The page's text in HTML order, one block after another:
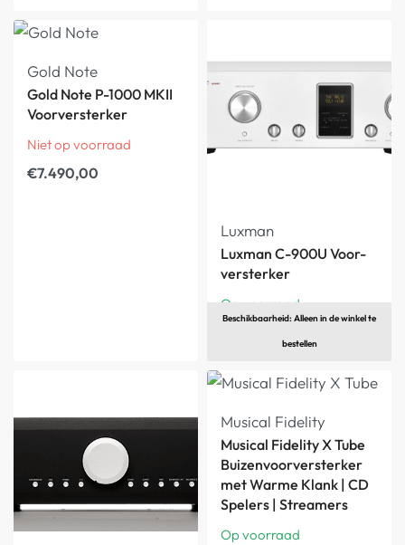
Gold Note
Gold Note P-1000 MKII
Voorversterker
Niet op voorraad
€7.490,00
Luxman
Luxman C-900U Voor-
versterker
Op voorraad
Beschikbaarheid: Alleen in de winkel te
bestellen
Musical Fidelity
Musical Fidelity X Tube
Buizenvoorversterker
met Warme Klank | CD
Spelers | Streamers
Op voorraad